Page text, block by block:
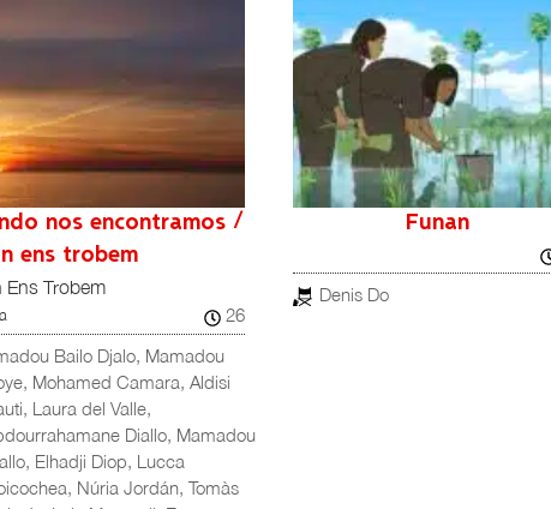
nos encontramos /
ens trobem
Ens Trobem
26
Bailo Djalo, Mamadou
Mohamed Camara, Aldisi
Laura del Valle,
Diallo, Mamadou
Elhadji Diop, Lucca
Núria Jordán, Tomàs
Funan
Denis Do